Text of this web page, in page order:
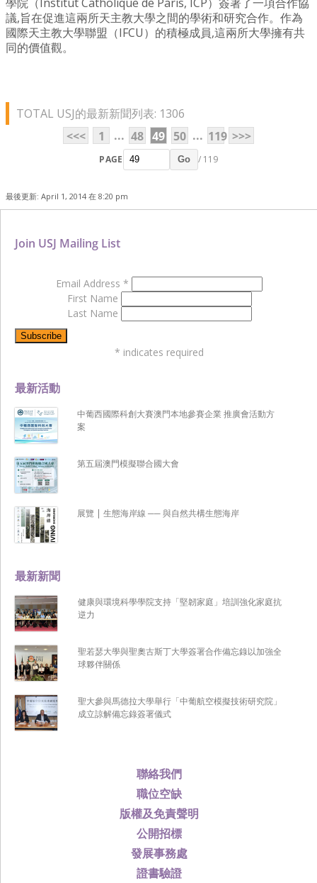
議,旨在促進這兩所天主教大學之間的學術和研究合作。作為
國際天主教大學聯盟（IFCU）的積極成員,這兩所大學擁有共
同的價值觀。
TOTAL USJ的最新新聞列表: 1306
<<<
1 ... 48 49 50 ... 119 >>>
PAGE Go / 119
最後更新: April 1, 2014 在 8:20 pm
聯絡我們
職位空缺
版權及免責聲明
公開招標
發展事務處
證書驗證
最新新聞
健康與環境科學學院支持「堅韌家庭」培訓強化家庭抗
逆力
聖若瑟大學與聖奧古斯丁大學簽署合作備忘錄以加強全
球夥伴關係
聖大參與馬德拉大學舉行「中葡航空模擬技術研究院」
成立諒解備忘錄簽署儀式
最新活動
中葡西國際科創大賽澳門本地參賽企業 推廣會活動方
案
第五屆澳門模擬聯合國大會
展覽 | 生態海岸線 ── 與自然共構生態海岸
Join USJ Mailing List
Email Address *
First Name
Last Name
* indicates required